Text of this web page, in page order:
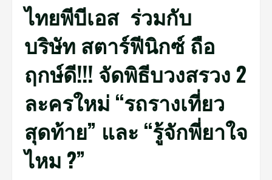
ไทยพีบีเอส ร่วมกับ
บริษัท สตาร์ฟีนิกซ์ ถือ
ฤกษ์ดี!!! จัดพิธีบวงสรวง 2
ละครใหม่ “รถรางเที่ยว
สุดท้าย” และ “รู้จักพี่ยาใจ
ไหม ?”